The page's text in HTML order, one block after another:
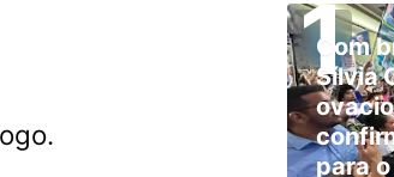
Com
Sílvia
para